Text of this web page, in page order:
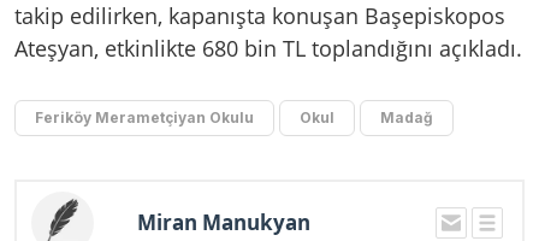
takip edilirken, kapanışta konuşan Başepiskopos
Ateşyan, etkinlikte 680 bin TL toplandığını açıkladı.
Feriköy Merametçiyan Okulu Okul Madağ
Miran Manukyan